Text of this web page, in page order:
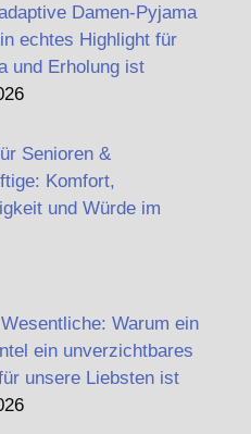
Damen-Pyjama
echtes Highlight für
und Erholung ist
Senioren &
Komfort,
und Würde im
Warum ein
ein unverzichtbares
unsere Liebsten ist